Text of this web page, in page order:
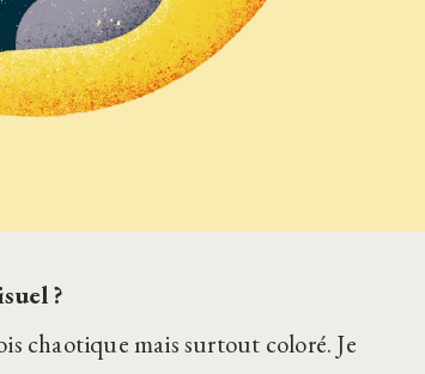
?
chaotique mais surtout coloré. Je